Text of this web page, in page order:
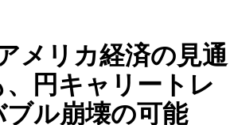
メリカ経済の見通
、円キャリートレ
ル崩壊の可能